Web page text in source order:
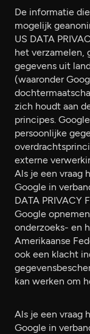
De informatie
mogelijk
US DATA
het verzamelen,
gegevens uit
(waaronder
zich houdt aan
principes.
persoonlijke
externe
Als je een vraag
Google in
DATA PRIVACY
Google
onderzoeks- en
Amerikaanse
ook een klacht
kan werken om
Als je een vraag
Google in